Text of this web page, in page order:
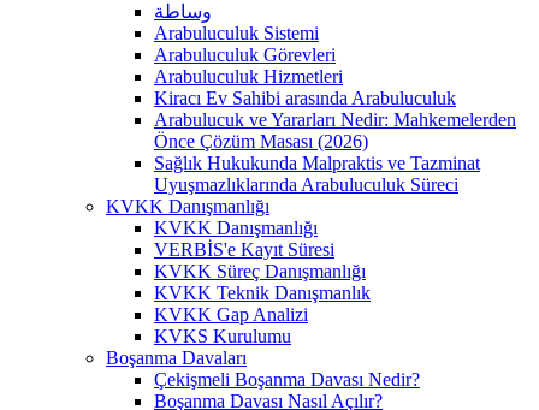
وساطة
Arabuluculuk Sistemi
Arabuluculuk Görevleri
Arabuluculuk Hizmetleri
Kiracı Ev Sahibi arasında Arabuluculuk
Arabulucuk ve Yararları Nedir: Mahkemelerden
Önce Çözüm Masası (2026)
Sağlık Hukukunda Malpraktis ve Tazminat
Uyuşmazlıklarında Arabuluculuk Süreci
KVKK Danışmanlığı
KVKK Danışmanlığı
VERBİS'e Kayıt Süresi
KVKK Süreç Danışmanlığı
KVKK Teknik Danışmanlık
KVKK Gap Analizi
KVKS Kurulumu
Boşanma Davaları
Çekişmeli Boşanma Davası Nedir?
Boşanma Davası Nasıl Açılır?